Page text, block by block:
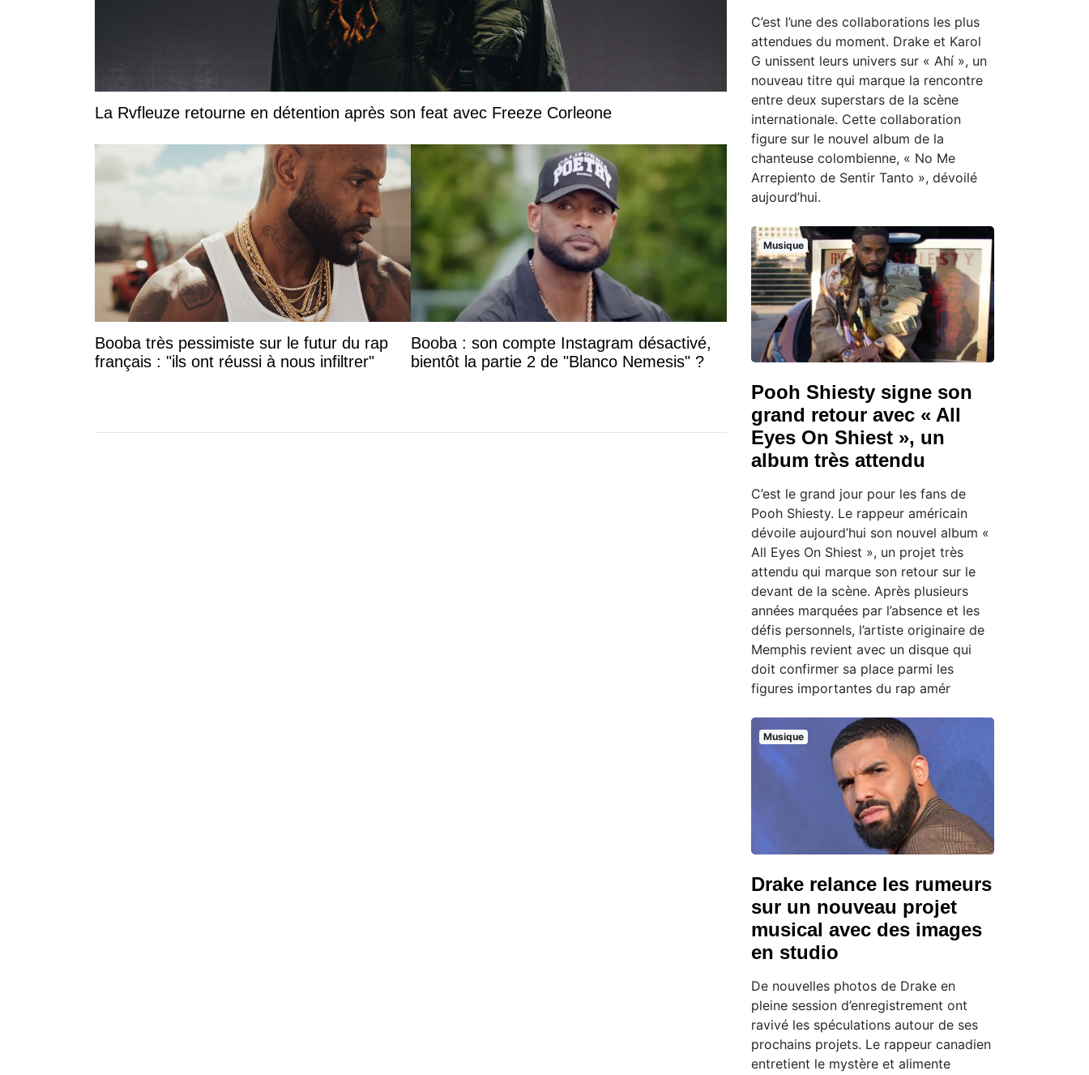
La Rvfleuze retourne en détention après son feat avec Freeze Corleone
Booba très pessimiste sur le futur du rap
français : "ils ont réussi à nous infiltrer"
Booba : son compte Instagram désactivé,
bientôt la partie 2 de "Blanco Nemesis" ?
C’est l’une des collaborations les plus
attendues du moment. Drake et Karol
G unissent leurs univers sur « Ahí », un
nouveau titre qui marque la rencontre
entre deux superstars de la scène
internationale. Cette collaboration
figure sur le nouvel album de la
chanteuse colombienne, « No Me
Arrepiento de Sentir Tanto », dévoilé
aujourd’hui.
Musique
Pooh Shiesty signe son
grand retour avec « All
Eyes On Shiest », un
album très attendu
C’est le grand jour pour les fans de
Pooh Shiesty. Le rappeur américain
dévoile aujourd’hui son nouvel album «
All Eyes On Shiest », un projet très
attendu qui marque son retour sur le
devant de la scène. Après plusieurs
années marquées par l’absence et les
défis personnels, l’artiste originaire de
Memphis revient avec un disque qui
doit confirmer sa place parmi les
figures importantes du rap amér
Musique
Drake relance les rumeurs
sur un nouveau projet
musical avec des images
en studio
De nouvelles photos de Drake en
pleine session d’enregistrement ont
ravivé les spéculations autour de ses
prochains projets. Le rappeur canadien
entretient le mystère et alimente